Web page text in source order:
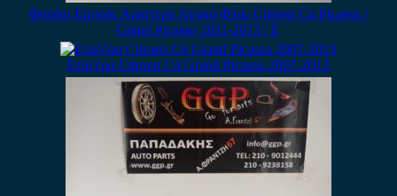
Φανάρι Εμπρός Αριστερό Λευκό Φλας Citroen C4 Picasso /
Grand Picasso 2011-2013 / Ε
Εταζέρα Citroen C4 Grand Picasso 2007-2013